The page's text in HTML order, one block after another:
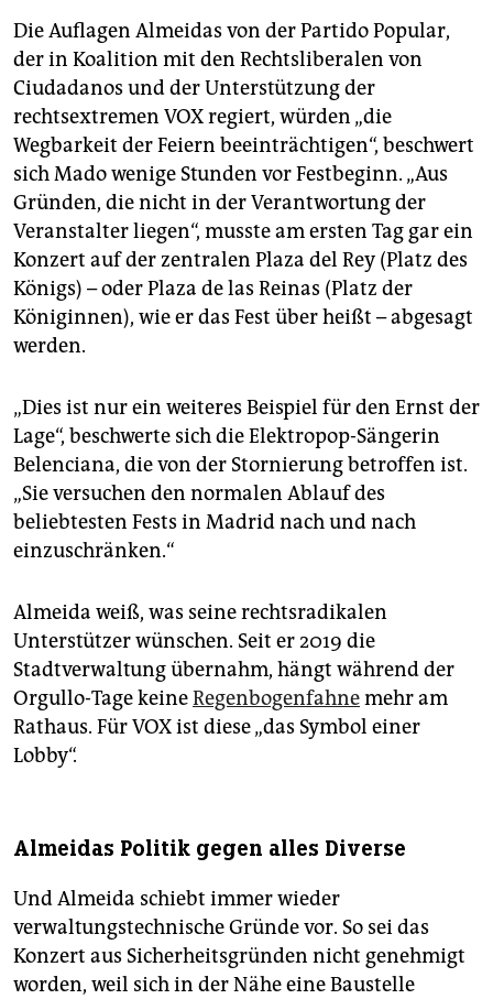
Die Auflagen Almeidas von der Partido Popular,
der in Koalition mit den Rechtsliberalen von
Ciudadanos und der Unterstützung der
rechtsextremen VOX regiert, würden „die
Wegbarkeit der Feiern beeinträchtigen“, beschwert
sich Mado wenige Stunden vor Festbeginn. „Aus
Gründen, die nicht in der Verantwortung der
Veranstalter liegen“, musste am ersten Tag gar ein
Konzert auf der zentralen Plaza del Rey (Platz des
Königs) – oder Plaza de las Reinas (Platz der
Königinnen), wie er das Fest über heißt – abgesagt
werden.
„Dies ist nur ein weiteres Beispiel für den Ernst der
Lage“, beschwerte sich die Elektropop-Sängerin
Belenciana, die von der Stornierung betroffen ist.
„Sie versuchen den normalen Ablauf des
beliebtesten Fests in Madrid nach und nach
einzuschränken.“
Almeida weiß, was seine rechtsradikalen
Unterstützer wünschen. Seit er 2019 die
Stadtverwaltung übernahm, hängt während der
Orgullo-Tage keineRegenbogenfahnemehr am
Rathaus. Für VOX ist diese „das Symbol einer
Lobby“.
Almeidas Politik gegen alles Diverse
Und Almeida schiebt immer wieder
verwaltungstechnische Gründe vor. So sei das
Konzert aus Sicherheitsgründen nicht genehmigt
worden, weil sich in der Nähe eine Baustelle